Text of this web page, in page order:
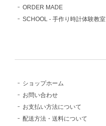
ORDER MADE
SCHOOL - 手作り時計体験教室
ショップホーム
お問い合わせ
お支払い方法について
配送方法・送料について